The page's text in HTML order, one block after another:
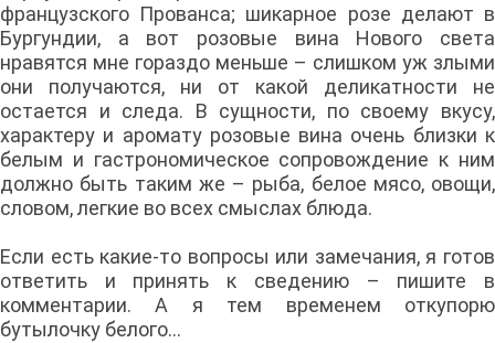
французского Прованса; шикарное розе делают в
Бургундии, а вот розовые вина Нового света
нравятся мне гораздо меньше – слишком уж злыми
они получаются, ни от какой деликатности не
остается и следа. В сущности, по своему вкусу,
характеру и аромату розовые вина очень близки к
белым и гастрономическое сопровождение к ним
должно быть таким же – рыба, белое мясо, овощи,
словом, легкие во всех смыслах блюда.
Если есть какие-то вопросы или замечания, я готов
ответить и принять к сведению – пишите в
комментарии. А я тем временем откупорю
бутылочку белого…